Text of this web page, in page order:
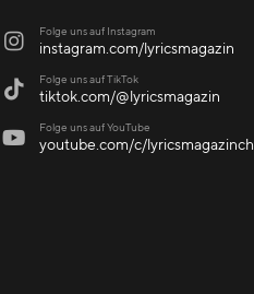
 Folge uns auf Instagram
instagram.com/lyricsmagazin
 Folge uns auf TikTok
tiktok.com/@lyricsmagazin
 Folge uns auf YouTube
youtube.com/c/lyricsmagazinch